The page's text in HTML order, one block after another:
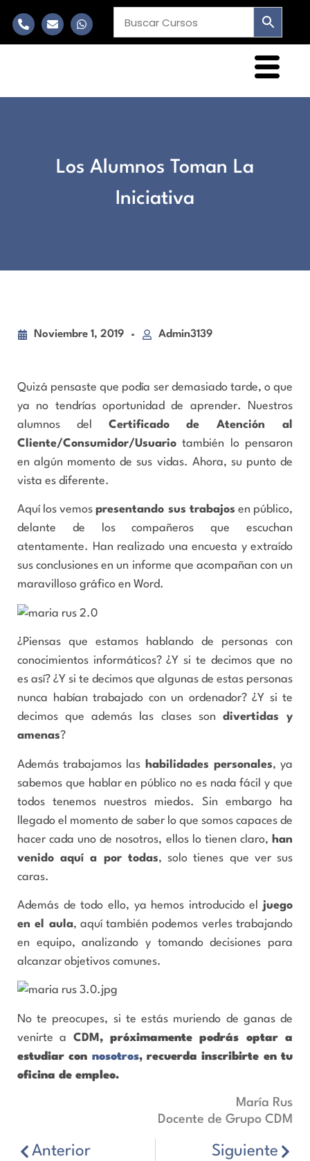
Los Alumnos Toman La
Iniciativa
Noviembre 1, 2019 Admin3139
Quizá pensaste que podía ser demasiado tarde, o que
ya no tendrías oportunidad de aprender. Nuestros
alumnos del Certificado de Atención al
Cliente/Consumidor/Usuario también lo pensaron
en algún momento de sus vidas. Ahora, su punto de
vista es diferente.
Aquí los vemospresentando sus trabajos en público,
delante de los compañeros que escuchan
atentamente. Han realizado una encuesta y extraído
sus conclusiones en un informe que acompañan con un
maravilloso gráfico en Word.
¿Piensas que estamos hablando de personas con
conocimientos informáticos? ¿Y si te decimos que no
es así? ¿Y si te decimos que algunas de estas personas
nunca habían trabajado con un ordenador? ¿Y si te
decimos que además las clases son divertidas y
amenas?
Además trabajamos las habilidades personales, ya
sabemos que hablar en público no es nada fácil y que
todos tenemos nuestros miedos. Sin embargo ha
llegado el momento de saber lo que somos capaces de
hacer cada uno de nosotros, ellos lo tienen claro, han
venido aquí a por todas, solo tienes que ver sus
caras.
Además de todo ello, ya hemos introducido el juego
en el aula, aquí también podemos verles trabajando
en equipo, analizando y tomando decisiones para
alcanzar objetivos comunes.
No te preocupes, si te estás muriendo de ganas de
venirte a CDM , próximamente podrás optar a
estudiar con nosotros, recuerdainscribirte en tu
oficina de empleo.
María Rus
Docente de Grupo CDM
Anterior Siguiente